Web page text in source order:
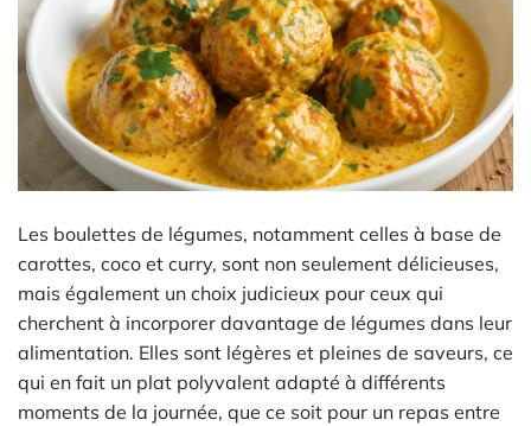
Les boulettes de légumes, notamment celles à base de
carottes, coco et curry, sont non seulement délicieuses,
mais également un choix judicieux pour ceux qui
cherchent à incorporer davantage de légumes dans leur
alimentation. Elles sont légères et pleines de saveurs, ce
qui en fait un plat polyvalent adapté à différents
moments de la journée, que ce soit pour un repas entre